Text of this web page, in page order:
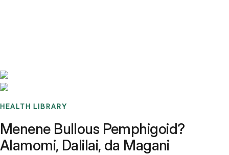
HEALTH LIBRARY
Menene Bullous Pemphigoid?
Alamomi, Dalilai, da Magani